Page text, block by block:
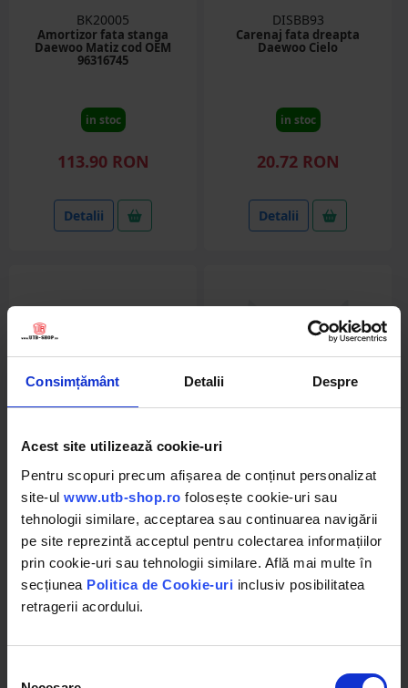
Consimțământ Detalii Despre
Acest site utilizează cookie-uri
Pentru scopuri precum afișarea de conținut personalizat
site-ul www.utb-shop.ro folosește cookie-uri sau
tehnologii similare, acceptarea sau continuarea navigării
pe site reprezintă acceptul pentru colectarea informațiilor
prin cookie-uri sau tehnologii similare. Află mai multe în
secțiunea Politica de Cookie-uri inclusiv posibilitatea
retragerii acordului.
BK20005
Amortizor fata stanga
Daewoo Matiz cod OEM
96316745
in stoc
113.90 RON
Detalii
DISBB93
Carenaj fata dreapta
Daewoo Cielo
in stoc
20.72 RON
Detalii
Carenaj fata stanga
Daewoo Cielo
in stoc
20.72 RON
Capota motor Daewoo
Matiz 2
stoc epuizat